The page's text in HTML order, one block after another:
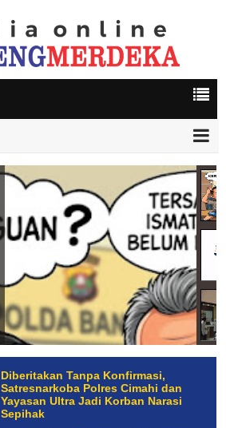
Diberitakan Tanpa Konfirmasi,
Satresnarkoba Polres Cimahi dan
Yayasan Ultra Jadi Korban Narasi
Sepihak